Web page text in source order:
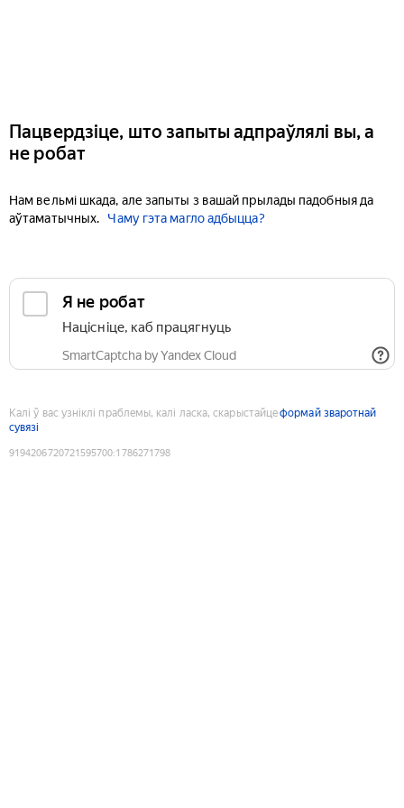
Пацвердзіце, што запыты адпраўлялі вы, а
не робат
Нам вельмі шкада, але запыты з вашай прылады падобныя да
аўтаматычных.
Чаму гэта магло адбыцца?
Я не робат
Націсніце, каб працягнуць
SmartCaptcha by Yandex Cloud
Калі ў вас узніклі праблемы, калі ласка, скарыстайцеформай зваротнай
сувязі
9194206720721595700:1786271798